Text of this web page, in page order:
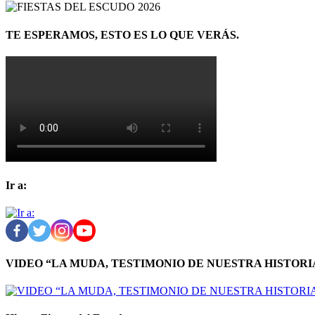
TE ESPERAMOS, ESTO ES LO QUE VERÁS.
Ir a:
VIDEO “LA MUDA, TESTIMONIO DE NUESTRA